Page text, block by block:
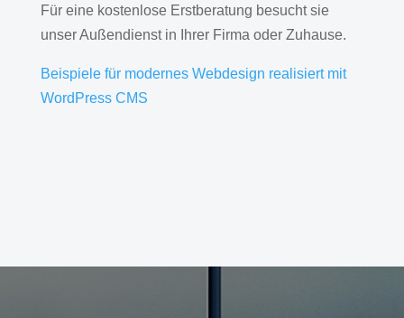
Für eine kostenlose Erstberatung besucht sie
unser Außendienst in Ihrer Firma oder Zuhause.
Beispiele für modernes Webdesign realisiert mit
WordPress CMS